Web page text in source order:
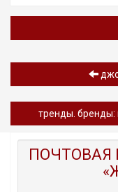
тренды. бренды:
ПОЧТОВАЯ